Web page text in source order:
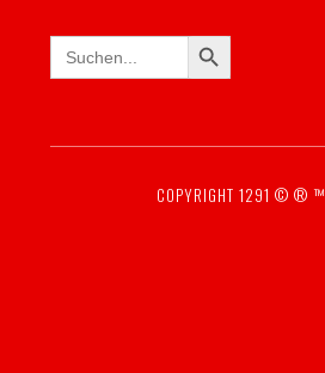
Search
for:
SEARCH BUTTON
COPYRIGHT 1291 © ® ™